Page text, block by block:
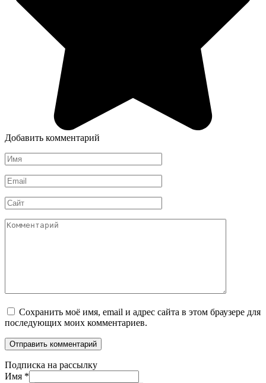
Добавить комментарий
Имя
*
Email
*
Сайт
Комментарий
Сохранить моё имя, email и адрес сайта в этом браузере для
последующих моих комментариев.
Подписка на рассылку
Имя *